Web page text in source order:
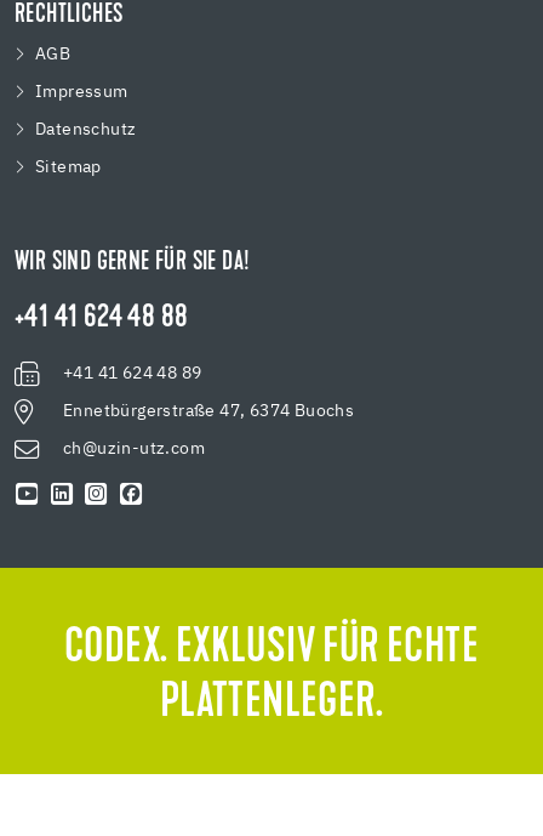
RECHTLICHES
AGB
Impressum
Datenschutz
Sitemap
WIR SIND GERNE FÜR SIE DA!
+41 41 624 48 88
+41 41 624 48 89
Ennetbürgerstraße 47, 6374 Buochs
ch@uzin-utz.com
CODEX. EXKLUSIV FÜR ECHTE
PLATTENLEGER.